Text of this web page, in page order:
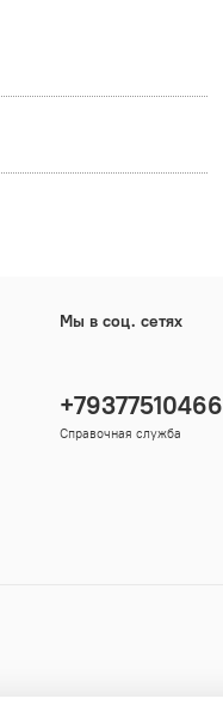
Мы в соц. сетях
+79377510466
Справочная служба